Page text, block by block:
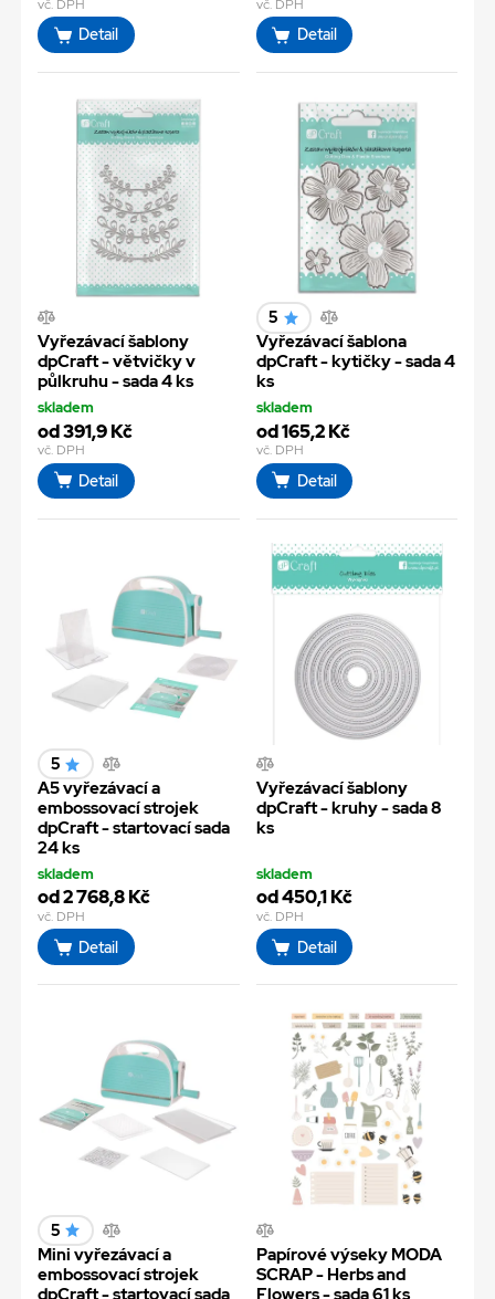
vč. DPH
Detail
vč. DPH
Detail
Vyřezávací šablony
dpCraft - větvičky v
půlkruhu - sada 4 ks
skladem
od 391,9 Kč
vč. DPH
Detail
5
Vyřezávací šablona
dpCraft - kytičky - sada 4
ks
skladem
od 165,2 Kč
vč. DPH
Detail
5
A5 vyřezávací a
embossovací strojek
dpCraft - startovací sada
24 ks
skladem
od 2 768,8 Kč
vč. DPH
Detail
Vyřezávací šablony
dpCraft - kruhy - sada 8
ks
skladem
od 450,1 Kč
vč. DPH
Detail
5
Mini vyřezávací a
embossovací strojek
dpCraft - startovací sada
Papírové výseky MODA
SCRAP - Herbs and
Flowers - sada 61 ks